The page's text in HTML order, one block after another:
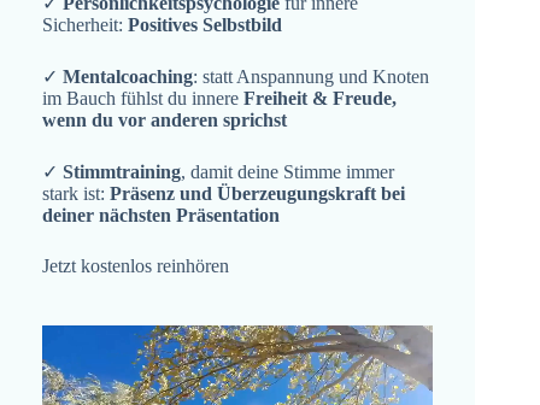
Sicherheit: Positives Selbstbild
✓ Mentalcoaching: statt Anspannung und Knoten
im Bauch fühlst du innere Freiheit & Freude,
wenn du vor anderen sprichst
✓ Stimmtraining, damit deine Stimme immer
stark ist: Präsenz und Überzeugungskraft bei
deiner nächsten Präsentation
Jetzt kostenlos reinhören